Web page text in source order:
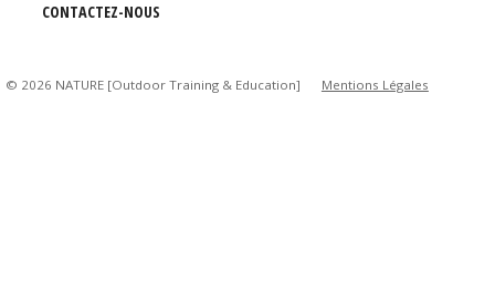
CONTACTEZ-NOUS
© 2026 NATURE [Outdoor Training & Education] Mentions Légales